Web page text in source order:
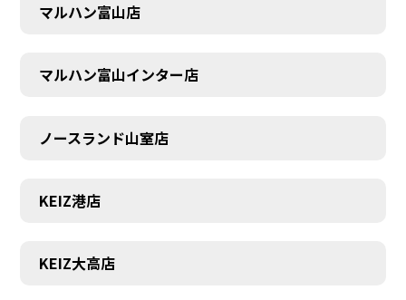
マルハン富山店
マルハン富山インター店
ノースランド山室店
KEIZ港店
KEIZ大高店